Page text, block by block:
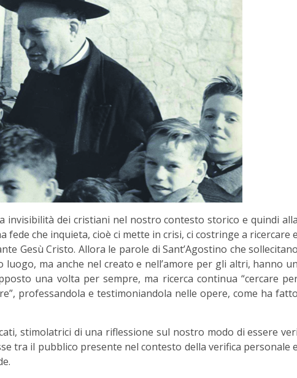
invisibilità dei cristiani nel nostro contesto storico e quindi alla
fede che inquieta, cioè ci mette in crisi, ci costringe a ricercare e
Gesù Cristo. Allora le parole di Sant’Agostino che sollecitano
ma anche nel creato e nell’amore per gli altri, hanno un
una volta per sempre, ma ricerca continua “cercare
professandola e testimoniandola nelle opere, come ha fatto
stimolatrici di una riflessione sul nostro modo di essere veri
tra il pubblico presente nel contesto della verifica personale e